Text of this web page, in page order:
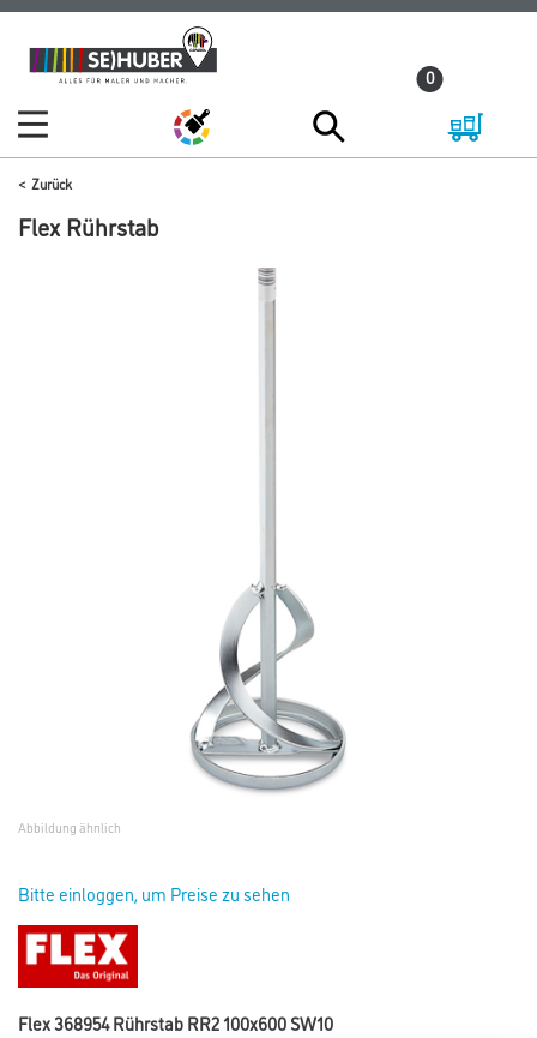
Zum
Inhalt
Zum
Navigationsmenü
0
Zurück
Flex Rührstab
Abbildung ähnlich
Bitte einloggen, um Preise zu sehen
Flex 368954 Rührstab RR2 100x600 SW10